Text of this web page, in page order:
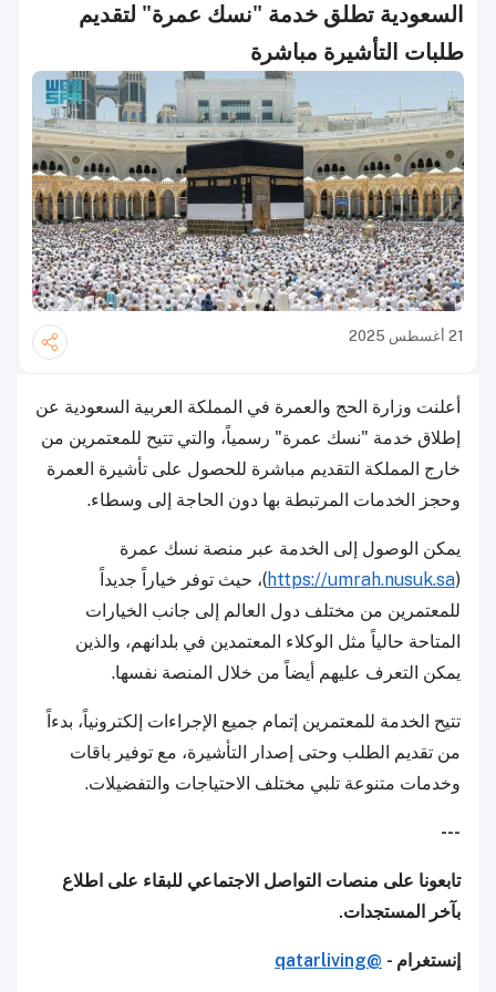
السعودية تطلق خدمة "نسك عمرة" لتقديم
طلبات التأشيرة مباشرة
21 أغسطس 2025
أعلنت وزارة الحج والعمرة في المملكة العربية السعودية عن
إطلاق خدمة "نسك عمرة" رسمياً، والتي تتيح للمعتمرين من
خارج المملكة التقديم مباشرة للحصول على تأشيرة العمرة
وحجز الخدمات المرتبطة بها دون الحاجة إلى وسطاء.
يمكن الوصول إلى الخدمة عبر منصة نسك عمرة
(
https://umrah.nusuk.sa)، حيث توفر خياراً جديداً
للمعتمرين من مختلف دول العالم إلى جانب الخيارات
المتاحة حالياً مثل الوكلاء المعتمدين في بلدانهم، والذين
يمكن التعرف عليهم أيضاً من خلال المنصة نفسها.
تتيح الخدمة للمعتمرين إتمام جميع الإجراءات إلكترونياً، بدءاً
من تقديم الطلب وحتى إصدار التأشيرة، مع توفير باقات
وخدمات متنوعة تلبي مختلف الاحتياجات والتفضيلات.
---
تابعونا على منصات التواصل الاجتماعي للبقاء على اطلاع
بآخر المستجدات.
إنستغرام - @qatarliving